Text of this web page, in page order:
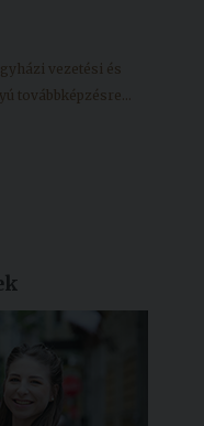
vezetési és
továbbképzésre...